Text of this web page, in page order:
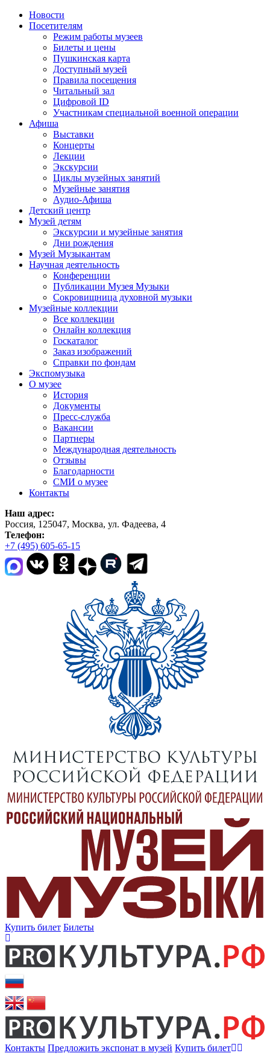
Новости
Посетителям
Режим работы музеев
Билеты и цены
Пушкинская карта
Доступный музей
Правила посещения
Читальный зал
Цифровой ID
Участникам специальной военной операции
Афиша
Выставки
Концерты
Лекции
Экскурсии
Циклы музейных занятий
Музейные занятия
Аудио-Афиша
Детский центр
Музей детям
Экскурсии и музейные занятия
Дни рождения
Музей Музыкантам
Научная деятельность
Конференции
Публикации Музея Музыки
Сокровищница духовной музыки
Музейные коллекции
Все коллекции
Онлайн коллекция
Госкаталог
Заказ изображений
Справки по фондам
Экспомузыка
О музее
История
Документы
Пресс-служба
Вакансии
Партнеры
Международная деятельность
Отзывы
Благодарности
СМИ о музее
Контакты
Наш адрес:
Россия, 125047, Москва, ул. Фадеева, 4
Телефон:
+7 (495) 605-65-15
Купить билет Билеты
Контакты Предложить экспонат в музей Купить билет